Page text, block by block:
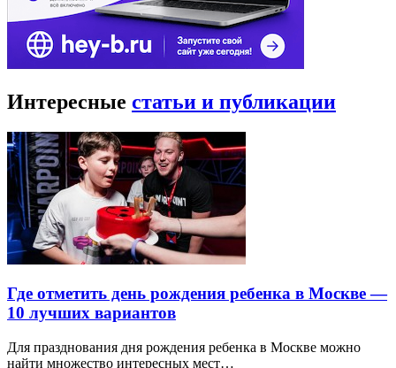
Интересные статьи и публикации
Где отметить день рождения ребенка в Москве —
10 лучших вариантов
Для празднования дня рождения ребенка в Москве можно
найти множество интересных мест…